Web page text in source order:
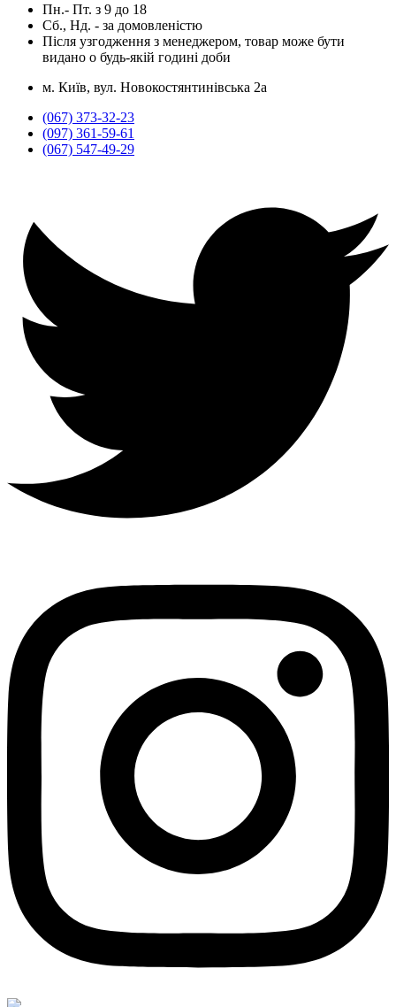
Пн.- Пт. з 9 до 18
Сб., Нд. - за домовленістю
Після узгодження з менеджером, товар може бути
видано о будь-якій годині доби
м. Київ, вул. Новокостянтинівська 2а
(067) 373-32-23
(097) 361-59-61
(067) 547-49-29